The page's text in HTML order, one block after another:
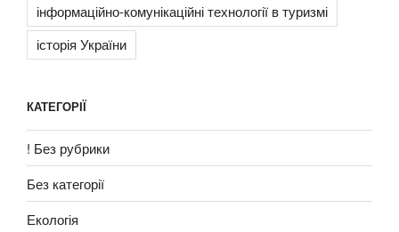
інформаційно-комунікаційні технології в туризмі
історія України
КАТЕГОРІЇ
! Без рубрики
Без категорії
Екологія